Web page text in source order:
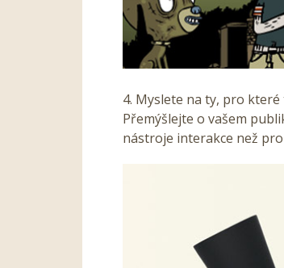
4. Myslete na ty, pro
Přemýšlejte o vašem
nástroje interakce než